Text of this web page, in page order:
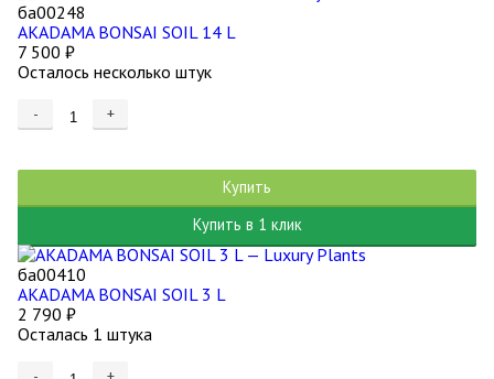
ба00248
AKADAMA BONSAI SOIL 14 L
7 500 ₽
Осталось несколько штук
- +
Купить
Купить в 1 клик
ба00410
AKADAMA BONSAI SOIL 3 L
2 790 ₽
Осталась 1 штука